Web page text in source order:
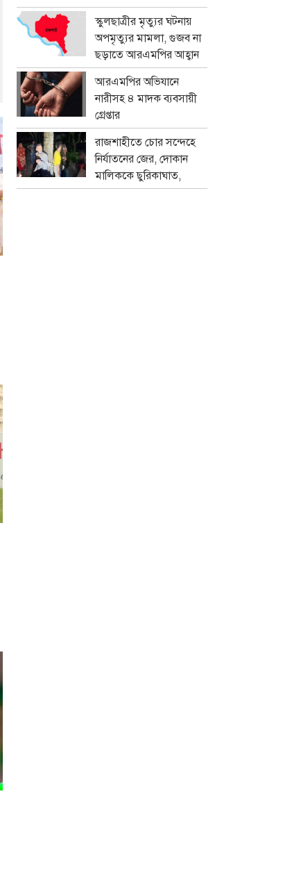
প্রতারক চক্র
স্কুলছাত্রীর মৃত্যুর ঘটনায়
অপমৃত্যুর মামলা, গুজব না
ছড়াতে আরএমপির আহ্বান
আরএমপির অভিযানে
নারীসহ ৪ মাদক ব্যবসায়ী
গ্রেপ্তার
রাজশাহীতে চোর সন্দেহে
নির্যাতনের জের, দোকান
মালিককে ছুরিকাঘাত,
মামলা